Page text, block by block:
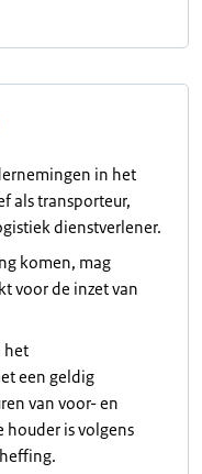
in het
als transporteur,
dienstverlener.
komen, mag
voor de inzet van
het
een geldig
van voor- en
houder is volgens